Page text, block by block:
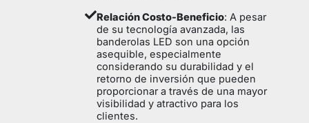
Relación Costo-Beneficio: A pesar
de su tecnología avanzada, las
banderolas LED son una opción
asequible, especialmente
considerando su durabilidad y el
retorno de inversión que pueden
proporcionar a través de una mayor
visibilidad y atractivo para los
clientes.